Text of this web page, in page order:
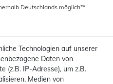
Deutschlands möglich**
Technologien auf unserer
Daten von
(z.B. IP-Adresse), um z.B.
Medien von